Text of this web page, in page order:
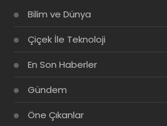
Bilim ve Dünya
Çiçek İle Teknoloji
En Son Haberler
Gündem
Öne Çıkanlar